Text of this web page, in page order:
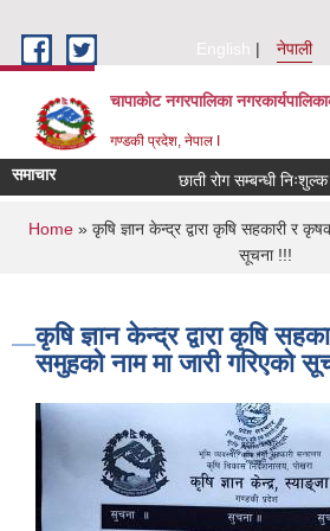
English
नेपाली
चापाकोट नगरपालिका
गण्डकी प्रदेश, नेपाल I
समाचार छाती रोग सम्बन्धी निःशुल्क
You are here
Home » कृषि ज्ञान केन्द्र द्वारा कृषि सहकारी र
सूचना !!!
कृषि ज्ञान केन्द्र द्वारा कृषि
समुहको नाम मा जारी गरिएको